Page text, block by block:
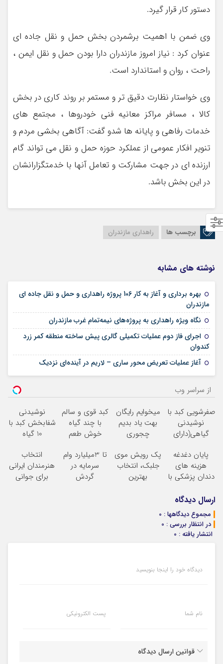
دستور کار قرار گیرد.
وی ضمن با اهمیت برشمردن بخش حمل و نقل جاده ای
عنوان کرد : نیاز امروز مازندران دارا بودن حمل و نقل ایمن ،
راحت ، روان و استاندارد است.
وی خواستار نظارت دقیق تر و مستمر بر روند کاری در بخش
کالا ، مسافر مراکز معانیه فنی خودروها ، مجتمع های
خدمات رفاهی و پایانه ها شدو گفت: آگاهی بخشی مردم و
تنویر افکار عمومی از عملکرد حوزه حمل و نقل می تواند گام
ارزنده ای در جهت مشارکت و تعامل آنها با خدمتگزارانشان
در این بخش باشد.
برچسب ها راهداری مازندران
نوشته های مشابه
بهره برداری و آغاز به کار 106 پروژه راهداری و حمل و نقل جاده ای
مازندران
نگاه ویژه راهداری به پروژه‌های نیمه‌تمام غرب مازندران
اجرای فاز دوم عملیات تکمیلی گالری پیش ساخته منطقه کمر زرد
کندوان
آغاز عملیات تعریض محور ساری – لاریم در آینده‌ای نزدیک
از سراسر وب
صفرشویی کبد با
نوشیدنی
گیاهی(دارای
سلامت+55تخفیف)
میخوایم رایگان
بهت یاد بدیم
چجوری
نداری امتحانش
مجانیه
کبد قوی و سالم
با چند گیاه
خوش طعم
نوشیدنی
شفابخش کبد با
10 گیاه
امشب)
پایان دغدغه
هزینه های
دندان پزشکی با
خانگی
پک رویش موی
جلبک، انتخاب
بهترین
تا 3میلیارد وام
سرمایه در
گردش
انتخاب
هنرمندان ایرانی
برای جوانی
ارسال دیدگاه
مجموع دیدگاهها : 0
در انتظار بررسی : 0
انتشار یافته : 0
دیدگاه خود را اینجا بنویسید
نام شما پست الکترونیکی
قوانین ارسال دیدگاه